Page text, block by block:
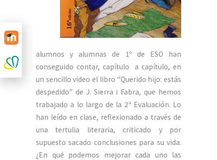
alumnos y alumnas de 1º de ESO han
conseguido contar, capítulo a capítulo, en
un sencillo video el libro “Querido hijo: estás
despedido” de J. Sierra i Fabra, que hemos
trabajado a lo largo de la 2ª Evaluación. Lo
han leído en clase, reflexionado a través de
una tertulia literaria, criticado y por
supuesto sacado conclusiones para su vida.
¿En qué podemos mejorar cada uno las